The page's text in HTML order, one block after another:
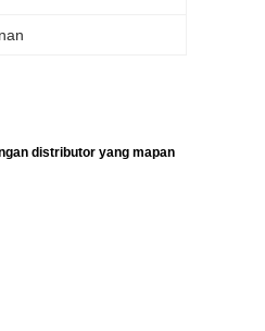
distributor yang mapan